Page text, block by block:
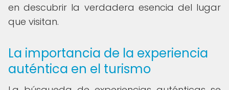
en descubrir la verdadera esencia del lugar
que visitan.
La importancia de la experiencia
auténtica en el turismo